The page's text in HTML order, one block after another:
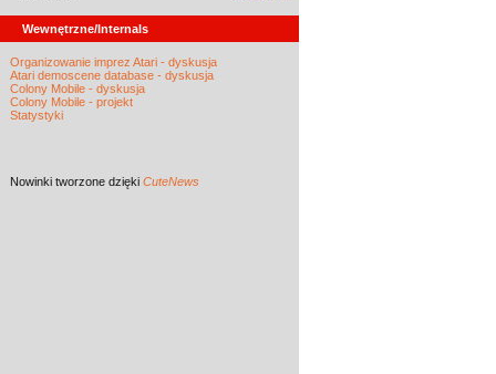
Wewnętrzne/Internals
Organizowanie imprez Atari - dyskusja
Atari demoscene database - dyskusja
Colony Mobile - dyskusja
Colony Mobile - projekt
Statystyki
Nowinki tworzone dzięki CuteNews